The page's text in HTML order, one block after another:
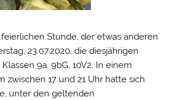
Stunde, der etwas anderen
23.07.2020, die diesjährigen
9a, 9bG, 10V2. In einem
zwischen 17 und 21 Uhr hatte sich
unter den geltenden